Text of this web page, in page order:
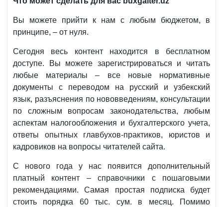
Вы можете прийти к нам с любым бюджетом, в
принципе, – от нуля.
Сегодня весь контент находится в бесплатном
доступе. Вы можете зарегистрироваться и читать
любые материалы – все новые нормативные
документы с переводом на русский и узбекский
язык, разъяснения по нововведениям, консультации
по сложным вопросам законодательства, любым
аспектам налогообложения и бухгалтерского учета,
ответы опытных главбухов-практиков, юристов и
кадровиков на вопросы читателей сайта.
С нового года у нас появится дополнительный
платный контент – справочники с пошаговыми
рекомендациями. Самая простая подписка будет
стоить порядка 60 тыс. сум. в месяц. Помимо